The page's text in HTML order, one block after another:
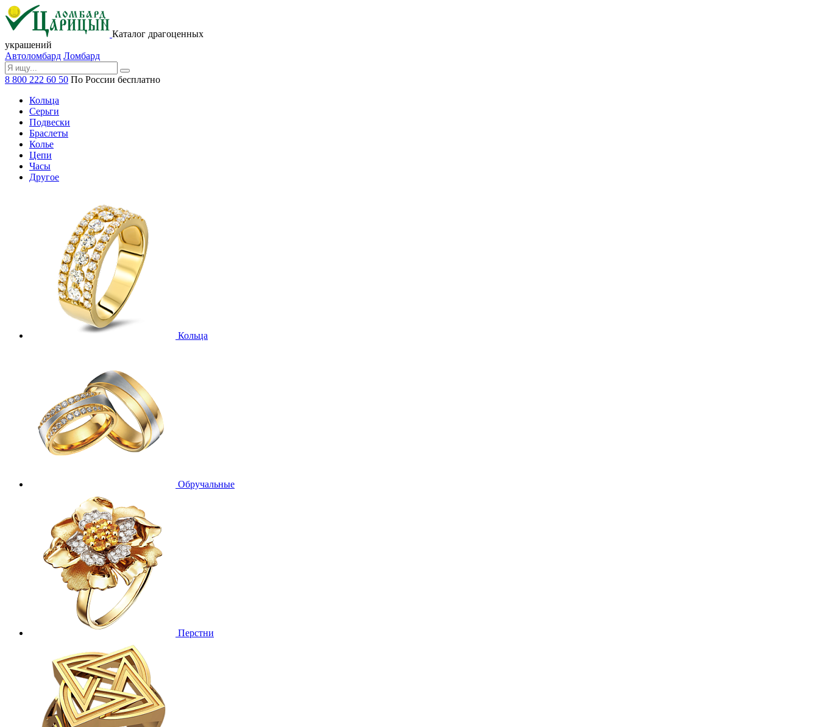
Каталог драгоценных
украшений
Автоломбард Ломбард
8 800 222 60 50 По России бесплатно
Кольца
Серьги
Подвески
Браслеты
Колье
Цепи
Часы
Другое
Кольца
Обручальные
Перстни